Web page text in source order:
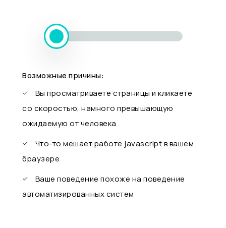
Возможные причины:
Вы просматриваете страницы и кликаете
со скоростью, намного превышающую
ожидаемую от человека
Что-то мешает работе javascript в вашем
браузере
Ваше поведение похоже на поведение
автоматизированных систем